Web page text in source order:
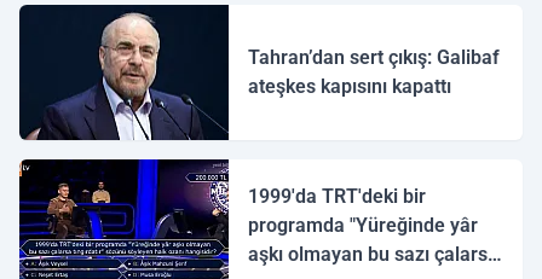
Tahran’dan sert çıkış: Galibaf
ateşkes kapısını kapattı
1999'da TRT'deki bir
programda "Yüreğinde yâr
aşkı olmayan bu sazı çalarsa